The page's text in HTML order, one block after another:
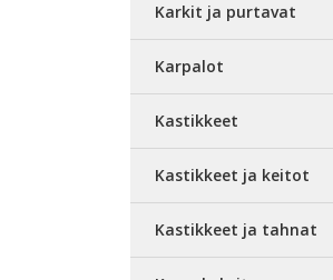
Karkit ja purtavat
Karpalot
Kastikkeet
Kastikkeet ja keitot
Kastikkeet ja tahnat